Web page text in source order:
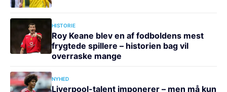
HISTORIE
Roy Keane blev en af fodboldens mest
frygtede spillere – historien bag vil
overraske mange
NYHED
Liverpool-talent imponerer – men må kun